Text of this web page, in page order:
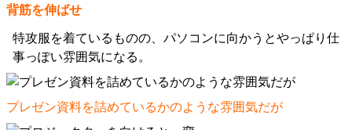
背筋を伸ばせ
特攻服を着ているものの、パソコンに向かうとやっぱり仕
事っぽい雰囲気になる。
プレゼン資料を詰めているかのような雰囲気だが